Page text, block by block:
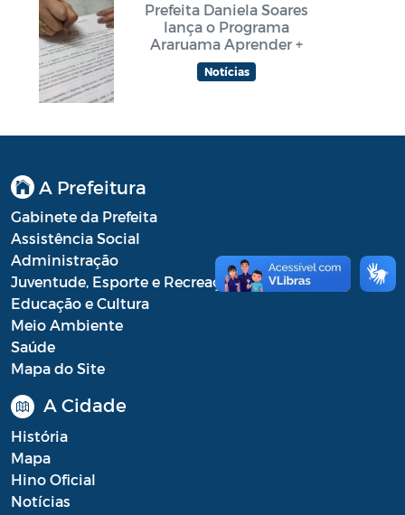
Prefeita Daniela Soares
lança o Programa
Araruama Aprender +
Notícias
A Prefeitura
Gabinete da Prefeita
Assistência Social
Administração
Juventude, Esporte e Recreação
Educação e Cultura
Meio Ambiente
Saúde
Mapa do Site
A Cidade
História
Mapa
Hino Oficial
Notícias